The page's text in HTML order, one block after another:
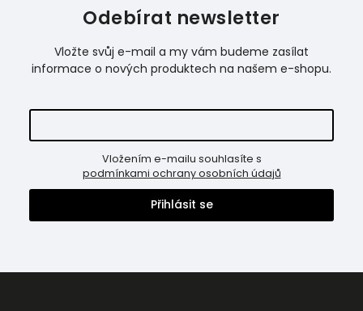
Odebírat newsletter
Vložte svůj e-mail a my vám budeme zasílat
informace o nových produktech na našem e-shopu.
podmínkami ochrany osobních údajů
Přihlásit se